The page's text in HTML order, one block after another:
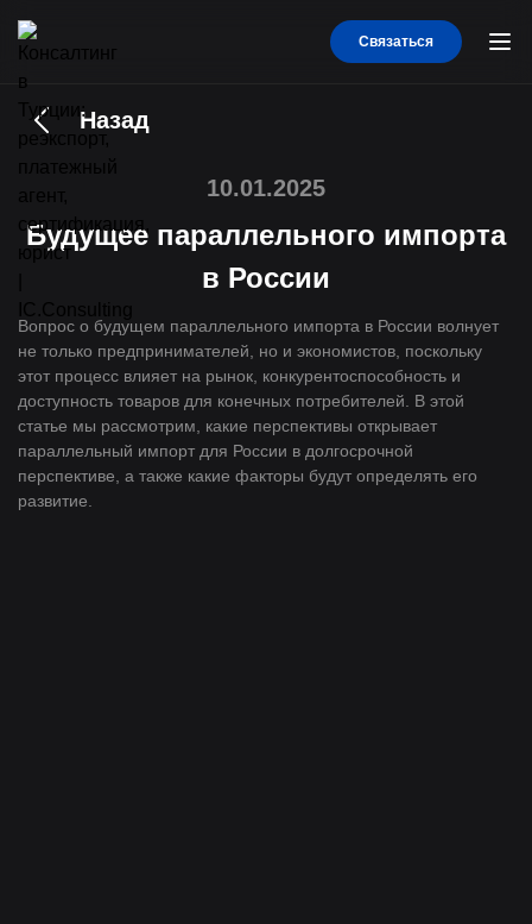
Связаться
Назад
10.01.2025
Будущее параллельного импорта
в России
Вопрос о будущем параллельного импорта в России волнует
не только предпринимателей, но и экономистов, поскольку
этот процесс влияет на рынок, конкурентоспособность и
доступность товаров для конечных потребителей. В этой
статье мы рассмотрим, какие перспективы открывает
параллельный импорт для России в долгосрочной
перспективе, а также какие факторы будут определять его
развитие.